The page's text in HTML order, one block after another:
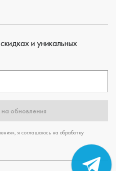
и уникальных
обновления
я соглашаюсь на обработку